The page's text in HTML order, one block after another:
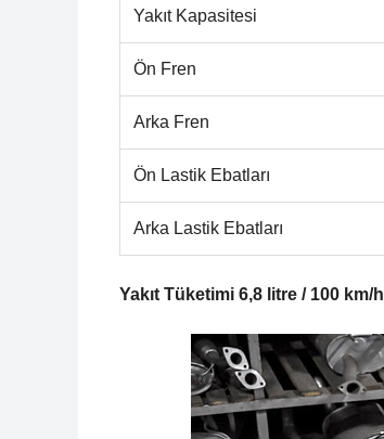
Yakıt Kapasitesi
Ön Fren
Arka Fren
Ön Lastik Ebatları
Arka Lastik Ebatları
Yakıt Tüketimi 6,8 litre / 100 km/h